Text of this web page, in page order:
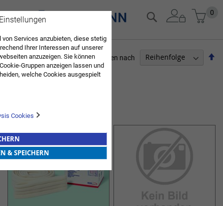
Zum
Inhalt
0
Suche
Sortieren nach
ARZTBEDARF
Services anzubieten, diese stetig
Ihrer Interessen auf unserer
anzuzeigen. Sie können
Gruppen anzeigen lassen und
welche Cookies ausgespielt
Cookies
& SPEICHERN